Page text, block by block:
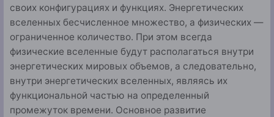
своих конфигурациях и функциях. Энергетических
вселенных бесчисленное множество, а физических —
ограниченное количество. При этом всегда
физические вселенные будут располагаться внутри
энергетических мировых объемов, а следовательно,
внутри энергетических вселен­ных, являясь их
функциональной частью на определен­ный
промежуток времени. Основное развитие